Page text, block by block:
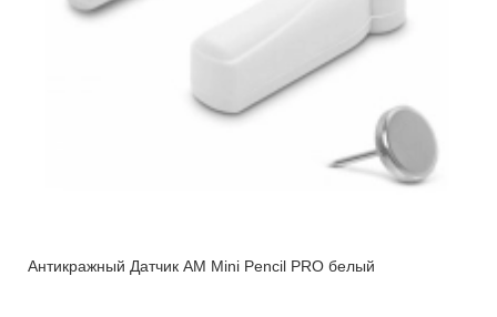
Антикражный Датчик AM Mini Pencil PRO белый